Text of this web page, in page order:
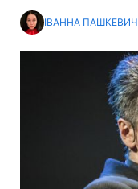
ІВАННА ПАШКЕВИЧ